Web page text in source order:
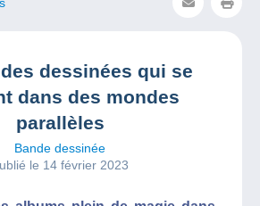
dessinées qui se
dans des mondes
parallèles
Bande dessinée
le 14 février 2023